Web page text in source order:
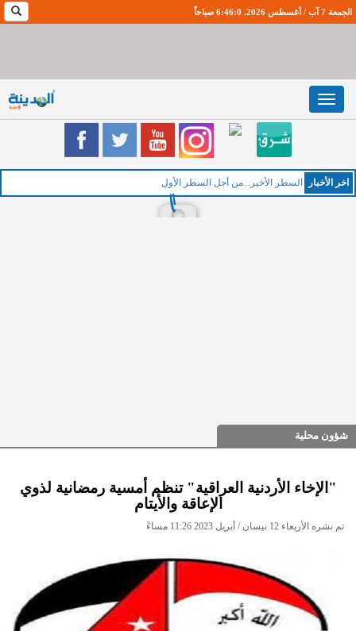
الجمعة 7 آب / أغسطس 2026. 6:46:1 صباحاً
Toggle
navigation
اخر اﻷخبار السطر الأخير...من أجل السطر الأول
شؤون محلية
"الإخاء الأردنية العراقية" تنظم أمسية رمضانية لذوي
الإعاقة والأيتام
تم نشره الأربعاء 12 نيسان / أبريل 2023 11:26 مساءً